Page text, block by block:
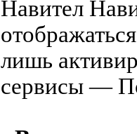
Навител
лишь
сервисы —